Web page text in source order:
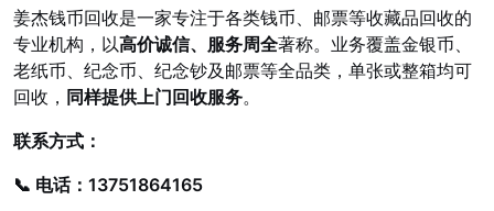
姜杰钱币回收是一家专注于各类钱币、邮票等收藏品回收的
专业机构，以高价诚信、服务周全著称。业务覆盖金银币、
老纸币、纪念币、纪念钞及邮票等全品类，单张或整箱均可
回收， 同样提供上门回收服务。
联系方式：
📞 电话： 13751864165